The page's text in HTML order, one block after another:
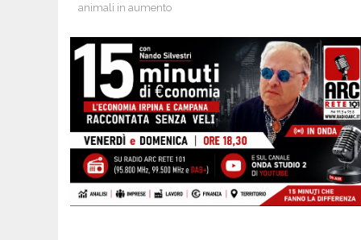
animali in aumento